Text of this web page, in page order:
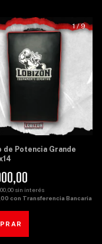
1/9
de Potencia Grande
sin interés
con Transferencia Bancaria